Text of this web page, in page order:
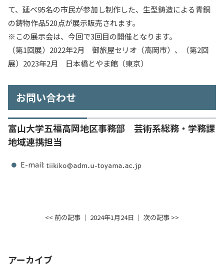
アーカイブ
て、延べ95名の市民が参加し制作した、生型鋳造による青銅
の鋳物作品520点が展示販売されます。
※この展示会は、今回で3回目の開催となります。
（第1回展）2022年2月 御旅屋セリオ（高岡市）、（第2回
展）2023年2月 日本橋とやま館（東京）
お問い合わせ
富山大学五福高岡地区事務部 芸術系総務・学務課
地域連携担当
E-mail:
<< 前の記事 │ 2024年1月24日 │ 次の記事 >>